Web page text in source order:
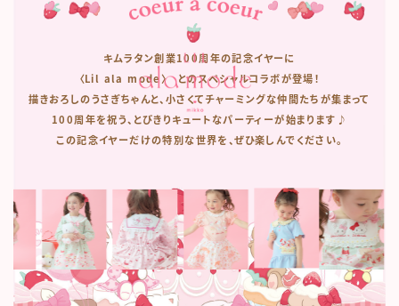
coeur a coeur LIL ala mode
キムラタン創業100周年の記念イヤーに
〈Lil ala mode〉 とのスペシャルコラボが登場！
描きおろしのうさぎちゃんと、小さくてチャーミングな仲間たちが集まって
100周年を祝う、とびきりキュートなパーティーが始まります♪
この記念イヤーだけの特別な世界を、ぜひ楽しんでください。